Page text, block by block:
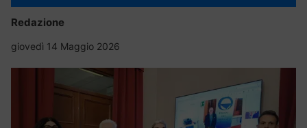
Redazione
giovedì 14 Maggio 2026